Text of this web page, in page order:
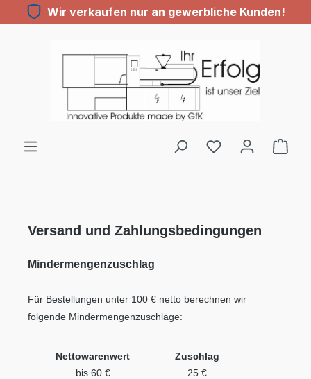
Zum Hauptinhalt springen
Wir verkaufen nur an gewerbliche Kunden!
Du hast 0
Versand und Zahlungsbedingungen
Mindermengenzuschlag
Für Bestellungen unter 100 € netto berechnen wir
folgende Mindermengenzuschläge:
Nettowarenwert
Zuschlag
bis 60 €
25 €